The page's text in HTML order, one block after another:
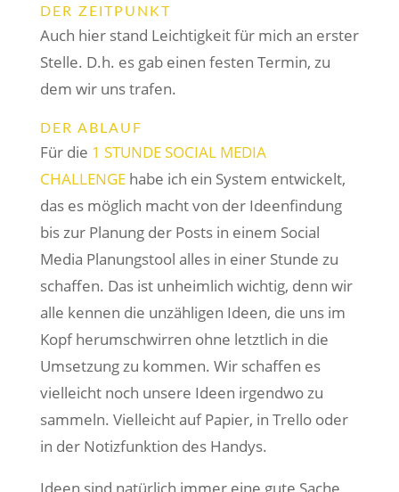
DER ZEITPUNKT
Auch hier stand Leichtigkeit für mich an erster
Stelle. D.h. es gab einen festen Termin, zu
dem wir uns trafen.
DER ABLAUF
Für die 1 STUNDE SOCIAL MEDIA
CHALLENGEhabe ich ein System entwickelt,
das es möglich macht von der Ideenfindung
bis zur Planung der Posts in einem Social
Media Planungstool alles in einer Stunde zu
schaffen. Das ist unheimlich wichtig, denn wir
alle kennen die unzähligen Ideen, die uns im
Kopf herumschwirren ohne letztlich in die
Umsetzung zu kommen. Wir schaffen es
vielleicht noch unsere Ideen irgendwo zu
sammeln. Vielleicht auf Papier, in Trello oder
in der Notizfunktion des Handys.